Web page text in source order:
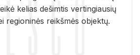
kelias dešimtis vertingiausių
regioninės reikšmės objektų.